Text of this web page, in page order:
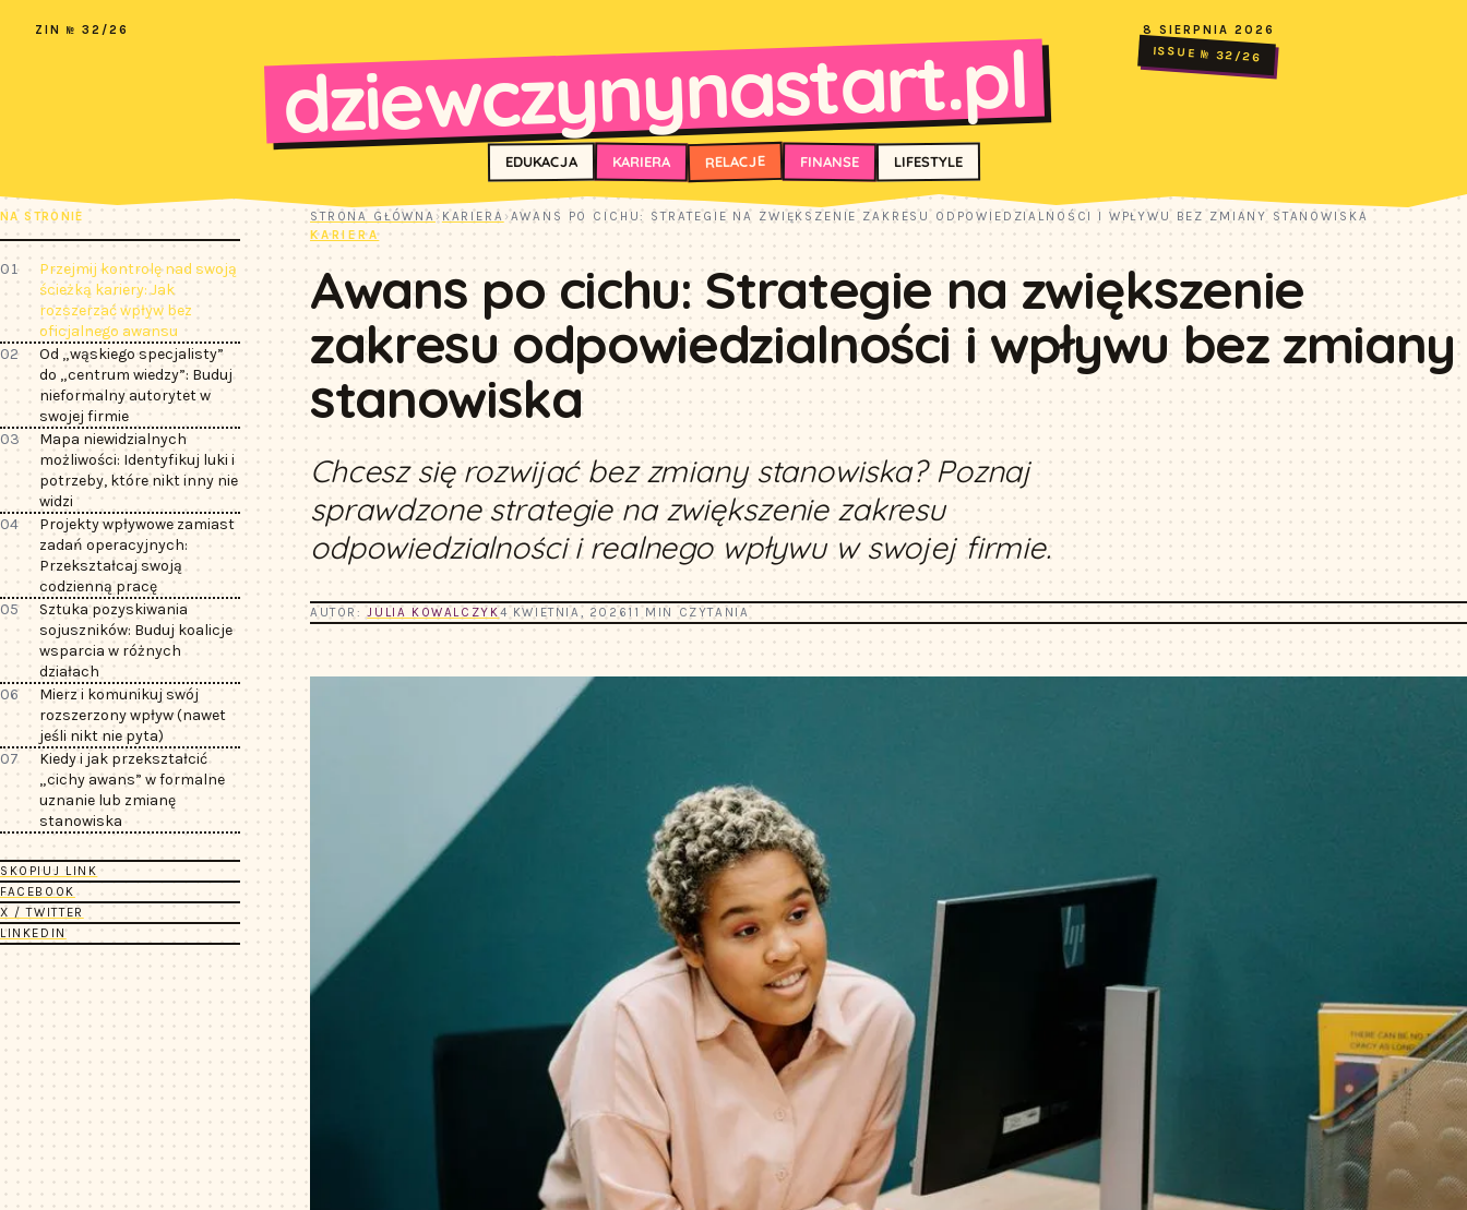
ZIN № 32/26 8 SIERPNIA 2026
dziewczynynastart.pl ISSUE № 32/26
EDUKACJA KARIERA RELACJE FINANSE LIFESTYLE
NA STRONIE
01
Przejmij kontrolę nad swoją
ścieżką kariery: Jak
rozszerzać wpływ bez
oficjalnego awansu
02
Od „wąskiego specjalisty”
do „centrum wiedzy”: Buduj
nieformalny autorytet w
swojej firmie
03
Mapa niewidzialnych
możliwości: Identyfikuj luki i
potrzeby, które nikt inny nie
widzi
04
Projekty wpływowe zamiast
zadań operacyjnych:
Przekształcaj swoją
codzienną pracę
05
Sztuka pozyskiwania
sojuszników: Buduj koalicje
wsparcia w różnych
działach
06
Mierz i komunikuj swój
rozszerzony wpływ (nawet
jeśli nikt nie pyta)
07
Kiedy i jak przekształcić
„cichy awans” w formalne
uznanie lub zmianę
stanowiska
SKOPIUJ LINK
FACEBOOK
X / TWITTER
LINKEDIN
STRONA GŁÓWNA › KARIERA › AWANS PO CICHU: STRATEGIE NA ZWIĘKSZENIE ZAKRESU ODPOWIEDZIALNOŚCI I WPŁYWU BEZ ZMIANY STANOWISKA
KARIERA
Awans po cichu: Strategie na zwiększenie
zakresu odpowiedzialności i wpływu bez zmiany
stanowiska
Chcesz się rozwijać bez zmiany stanowiska? Poznaj
sprawdzone strategie na zwiększenie zakresu
odpowiedzialności i realnego wpływu w swojej firmie.
AUTOR:JULIA KOWALCZYK4 KWIETNIA, 2026 11 MIN CZYTANIA